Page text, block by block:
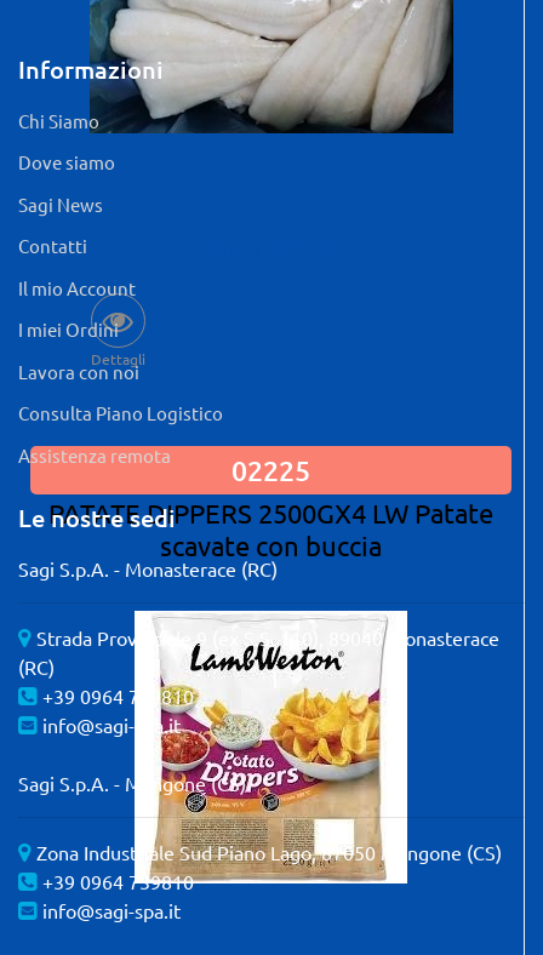
Dettagli
02225
PATATE DIPPERS 2500GX4 LW Patate
scavate con buccia
Informazioni
Chi Siamo
Dove siamo
Sagi News
Contatti
Il mio Account
I miei Ordini
Lavora con noi
Consulta Piano Logistico
Assistenza remota
Le nostre sedi
Sagi S.p.A. - Monasterace (RC)
Strada Provinciale 9 (ex S.S. 110), 89040 Monasterace
(RC)
+39 0964 739810
info@sagi-spa.it
Sagi S.p.A. - Mangone (CS)
Zona Industriale Sud Piano Lago, 87050 Mangone (CS)
+39 0964 739810
info@sagi-spa.it